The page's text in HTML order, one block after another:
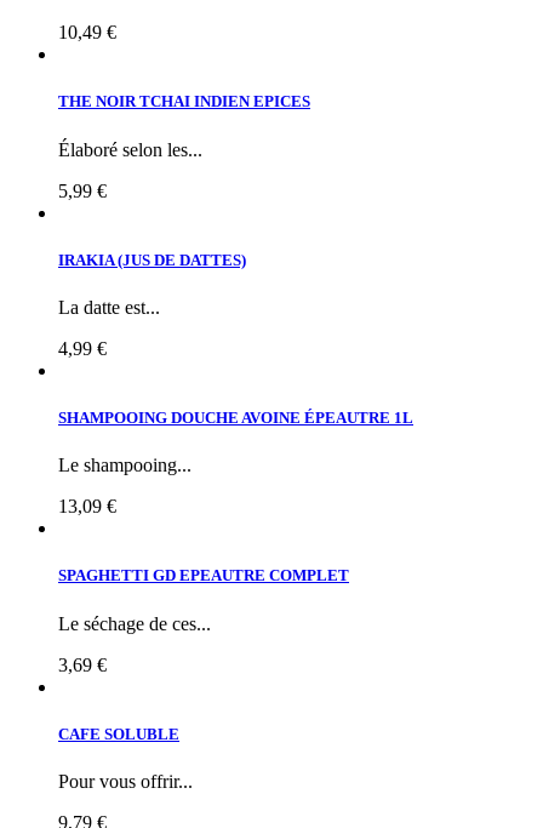
10,49 €
THE NOIR TCHAI INDIEN EPICES
Élaboré selon les...
5,99 €
IRAKIA (JUS DE DATTES)
La datte est...
4,99 €
SHAMPOOING DOUCHE AVOINE ÉPEAUTRE 1L
Le shampooing...
13,09 €
SPAGHETTI GD EPEAUTRE COMPLET
Le séchage de ces...
3,69 €
CAFE SOLUBLE
Pour vous offrir...
9,79 €